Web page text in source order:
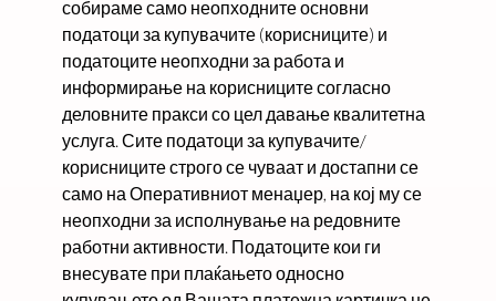
собираме само неопходните основни
податоци за купувачите (корисниците) и
податоците неопходни за работа и
информирање на корисниците согласно
деловните пракси со цел давање квалитетна
услуга. Сите податоци за купувачите/
корисниците строго се чуваат и достапни се
само на Оперативниот менаџер, на кој му се
неопходни за исполнување на редовните
работни активности. Податоците кои ги
внесувате при плаќањето односно